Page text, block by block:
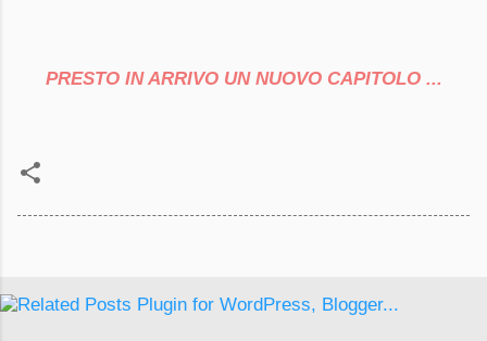
PRESTO IN ARRIVO UN NUOVO CAPITOLO ...